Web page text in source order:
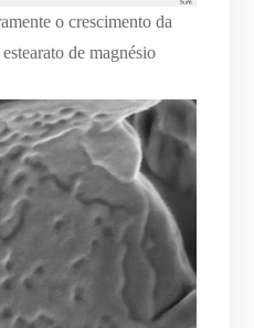
o crescimento da
de magnésio